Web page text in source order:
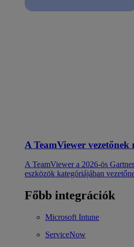
A TeamViewer
A TeamViewer a 2026-ös
eszközök kategóriájában
Főbb integrációk
Microsoft Intune
ServiceNow